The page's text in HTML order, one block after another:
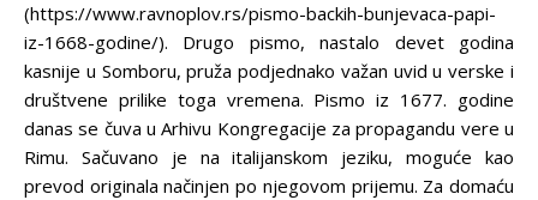
(https://www.ravnoplov.rs/pismo-backih-bunjevaca-papi-
iz-1668-godine/). Drugo pismo, nastalo devet godina
kasnije u Somboru, pruža podjednako važan uvid u verske i
društvene prilike toga vremena. Pismo iz 1677. godine
danas se čuva u Arhivu Kongregacije za propagandu vere u
Rimu. Sačuvano je na italijanskom jeziku, moguće kao
prevod originala načinjen po njegovom prijemu. Za domaću